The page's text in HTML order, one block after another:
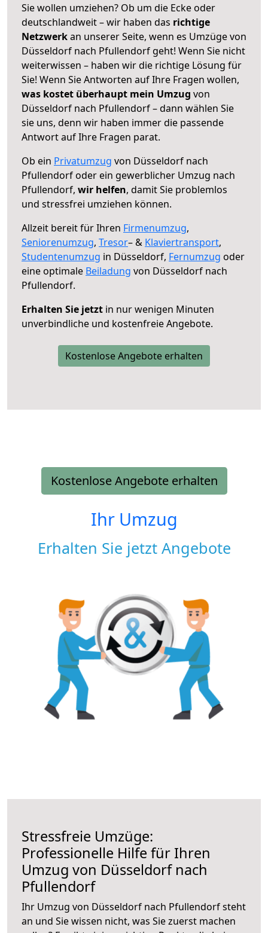
Sie wollen umziehen? Ob um die Ecke oder
deutschlandweit – wir haben das richtige
Netzwerkan unserer Seite, wenn es Umzüge von
Düsseldorf nach Pfullendorf geht! Wenn Sie nicht
weiterwissen – haben wir die richtige Lösung für
Sie! Wenn Sie Antworten auf Ihre Fragen wollen,
was kostet überhaupt mein Umzug von
Düsseldorf nach Pfullendorf – dann wählen Sie
sie uns, denn wir haben immer die passende
Antwort auf Ihre Fragen parat.
Ob ein Privatumzug von Düsseldorf nach
Pfullendorf oder ein gewerblicher Umzug nach
Pfullendorf, wir helfen, damit Sie problemlos
und stressfrei umziehen können.
Allzeit bereit für Ihren Firmenumzug,
Seniorenumzug, Tresor– & Klaviertransport,
Studentenumzug in Düsseldorf, Fernumzug oder
eine optimale Beiladung von Düsseldorf nach
Pfullendorf.
Erhalten Sie jetzt in nur wenigen Minuten
unverbindliche und kostenfreie Angebote.
Kostenlose Angebote erhalten
Kostenlose Angebote erhalten
Ihr Umzug
Erhalten Sie jetzt Angebote
Stressfreie Umzüge:
Professionelle Hilfe für Ihren
Umzug von Düsseldorf nach
Pfullendorf
Ihr Umzug von Düsseldorf nach Pfullendorf steht
an und Sie wissen nicht, was Sie zuerst machen